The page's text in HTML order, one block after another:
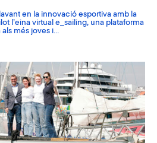
en la innovació esportiva amb la
l’eina virtual e_sailing, una plataforma
més joves i…